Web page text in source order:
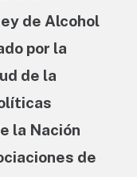
de Alcohol
por la
de la
la Nación
de